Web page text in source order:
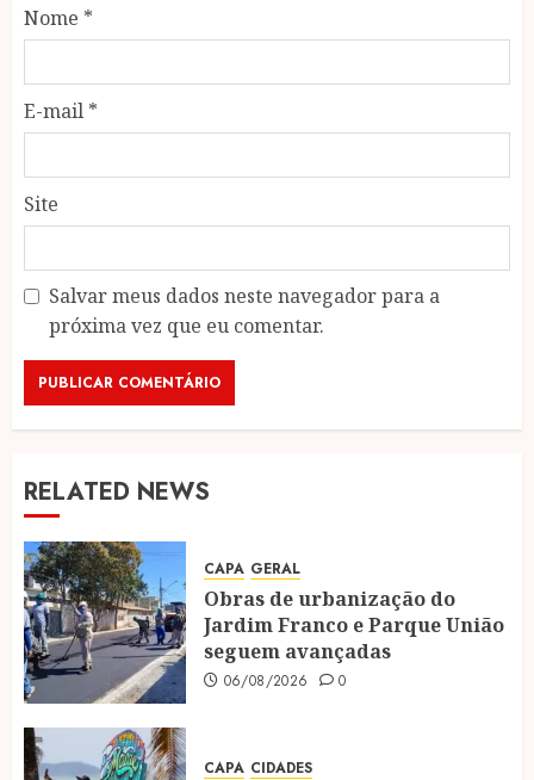
Nome *
E-mail *
Site
Salvar meus dados neste navegador para a
próxima vez que eu comentar.
RELATED NEWS
CAPA GERAL
Obras de urbanização do
Jardim Franco e Parque União
seguem avançadas
06/08/2026 0
CAPA CIDADES